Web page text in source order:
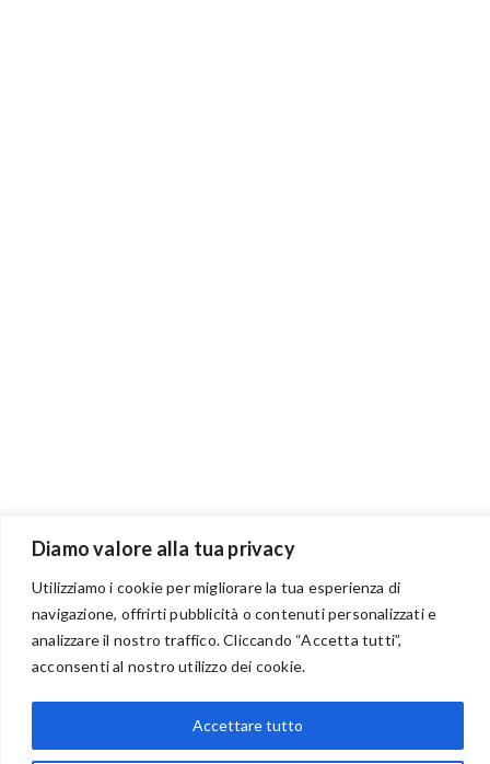
Diamo valore alla tua privacy
Utilizziamo i cookie per migliorare la tua esperienza di
navigazione, offrirti pubblicità o contenuti personalizzati e
analizzare il nostro traffico. Cliccando “Accetta tutti”,
acconsenti al nostro utilizzo dei cookie.
Accettare tutto
BENVENUTI NEL PORTALE RIVENDITORI
via Acqua delle Noci 12